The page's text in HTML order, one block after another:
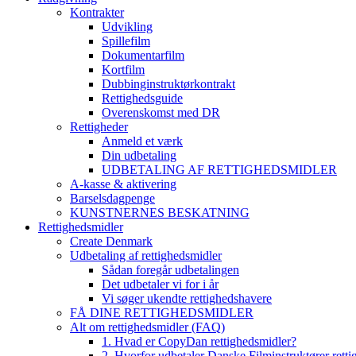
Kontrakter
Udvikling
Spillefilm
Dokumentarfilm
Kortfilm
Dubbinginstruktørkontrakt
Rettighedsguide
Overenskomst med DR
Rettigheder
Anmeld et værk
Din udbetaling
UDBETALING AF RETTIGHEDSMIDLER
A-kasse & aktivering
Barselsdagpenge
KUNSTNERNES BESKATNING
Rettighedsmidler
Create Denmark
Udbetaling af rettighedsmidler
Sådan foregår udbetalingen
Det udbetaler vi for i år
Vi søger ukendte rettighedshavere
FÅ DINE RETTIGHEDSMIDLER
Alt om rettighedsmidler (FAQ)
1. Hvad er CopyDan rettighedsmidler?